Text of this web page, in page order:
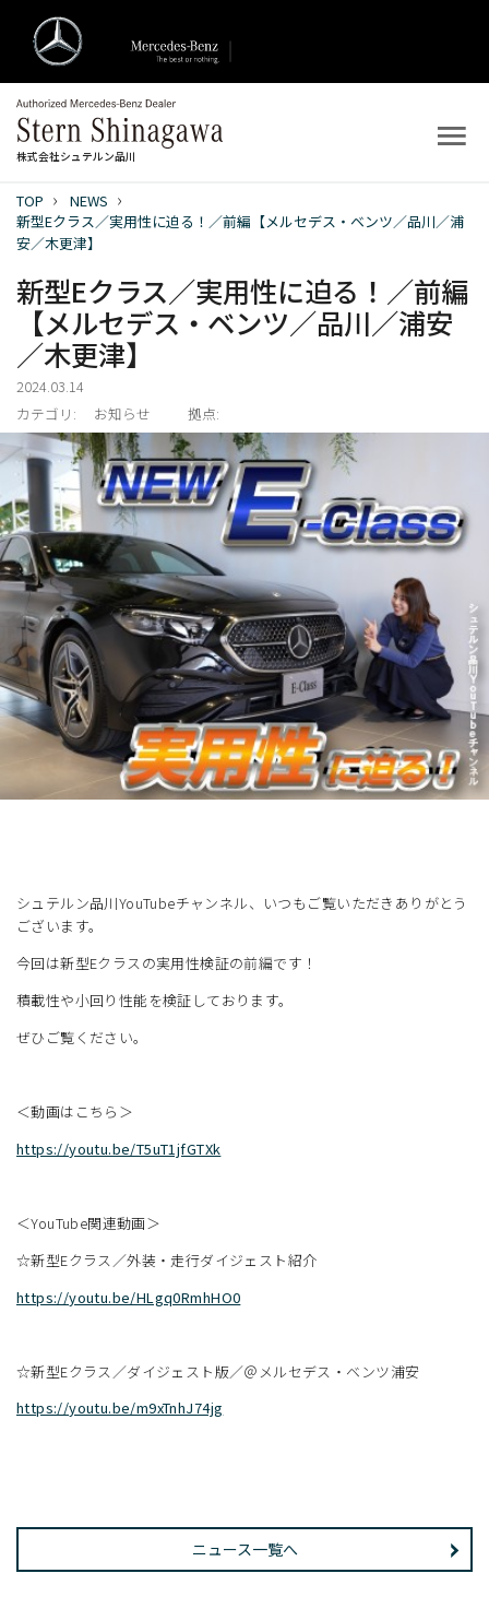
株式会社シュテルン品川
店舗案内
中古車を探す
展示車・試乗車
メンテナンス
企業情報
採用情報
TOP
NEWS
新型Eクラス／実用性に迫る！／前編【メルセデス・ベンツ／品川／浦
安／木更津】
新型Eクラス／実用性に迫る！／前編
【メルセデス・ベンツ／品川／浦安
／木更津】
2024.03.14
カテゴリ:
お知らせ 拠点:
シュテルン品川YouTubeチャンネル、いつもご覧いただきありがとう
ございます。
今回は新型Eクラスの実用性検証の前編です！
積載性や小回り性能を検証しております。
ぜひご覧ください。
＜動画はこちら＞
https://youtu.be/T5uT1jfGTXk
＜YouTube関連動画＞
☆新型Eクラス／外装・走行ダイジェスト紹介
https://youtu.be/HLgq0RmhHO0
☆新型Eクラス／ダイジェスト版／＠メルセデス・ベンツ浦安
https://youtu.be/m9xTnhJ74jg
ニュース一覧へ